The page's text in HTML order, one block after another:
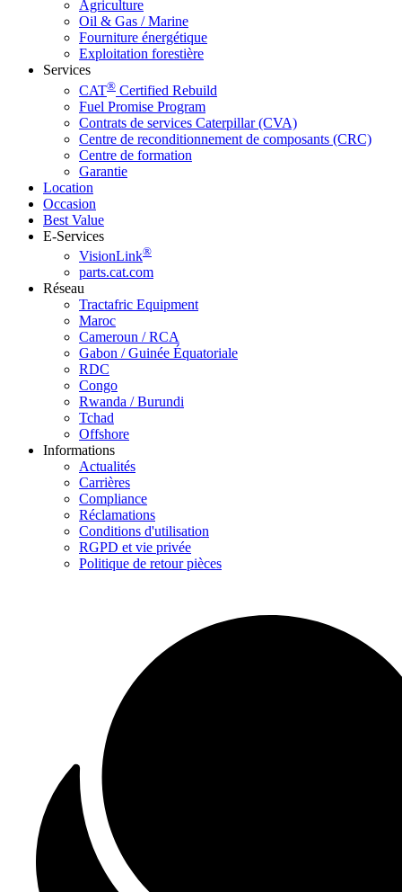
Agriculture
Oil & Gas / Marine
Fourniture énergétique
Exploitation forestière
Services
CAT® Certified Rebuild
Fuel Promise Program
Contrats de services Caterpillar (CVA)
Centre de reconditionnement de composants (CRC)
Centre de formation
Garantie
Location
Occasion
Best Value
E-Services
VisionLink®
parts.cat.com
Réseau
Tractafric Equipment
Maroc
Cameroun / RCA
Gabon / Guinée Équatoriale
RDC
Congo
Rwanda / Burundi
Tchad
Offshore
Informations
Actualités
Carrières
Compliance
Réclamations
Conditions d'utilisation
RGPD et vie privée
Politique de retour pièces